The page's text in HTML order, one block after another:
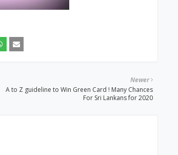
Newer
A to Z guideline to Win Green Card ! Many Chances
For Sri Lankans for 2020